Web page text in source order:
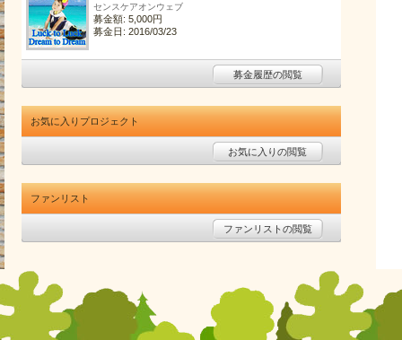
センスケアオンウェブ
募金額: 5,000円
募金日: 2016/03/23
募金履歴の閲覧
お気に入りプロジェクト
お気に入りの閲覧
ファンリスト
ファンリストの閲覧